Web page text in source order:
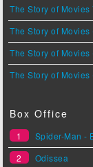
The Story of
The Story of
The Story of
The Story of
Box Office
1
Spider-Man -
2
Odissea